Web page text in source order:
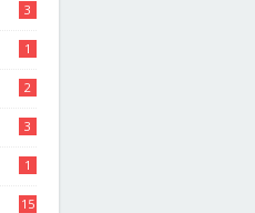
3
1
2
3
1
15